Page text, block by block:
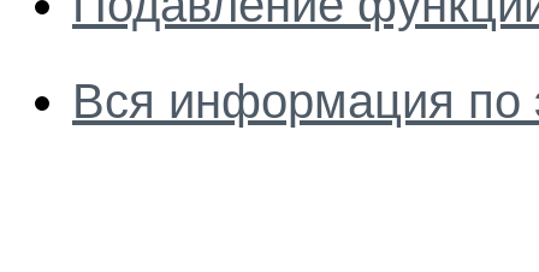
Вся информация по